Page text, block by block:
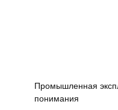
Промышленная
понимания